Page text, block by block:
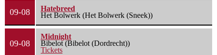
09-08
Hatebreed
Het Bolwerk (Het Bolwerk (Sneek))
09-08
Midnight
Bibelot (Bibelot (Dordrecht))
Tickets